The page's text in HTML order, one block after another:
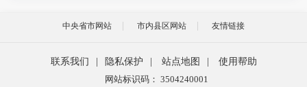
中央省市网站 市内县区网站 友情链接
联系我们 隐私保护 站点地图
使用帮助
网站标识码： 3504240001